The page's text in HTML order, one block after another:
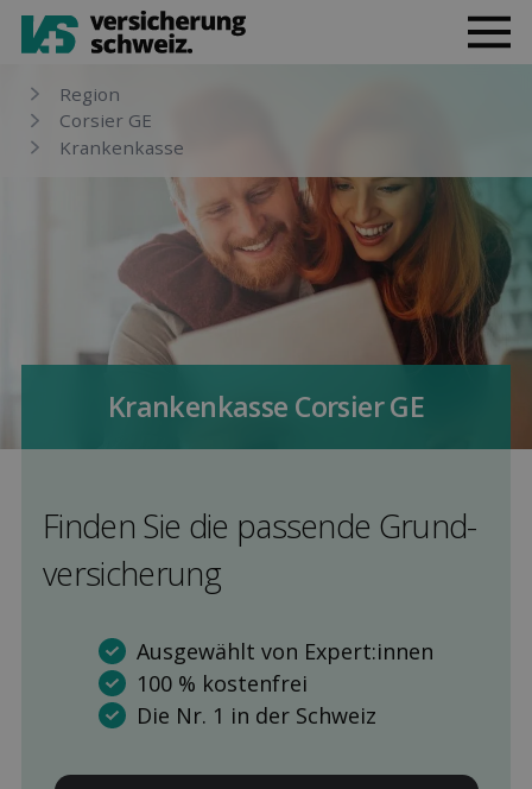
Region
Corsier GE
Kranken­kasse
Kranken­kasse Corsier GE
Finden Sie die pas­sende Grund­
versicherung
Ausgewählt von Expert:innen
100 % kostenfrei
Die Nr. 1 in der Schweiz